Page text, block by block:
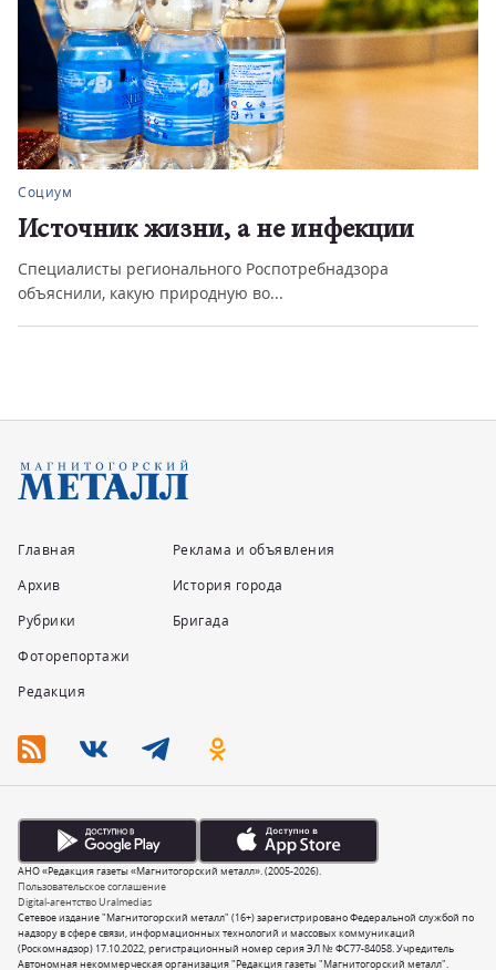
Социум
Источник жизни, а не инфекции
Специалисты регионального Роспотребнадзора
объяснили, какую природную во...
Главная
Архив
Рубрики
Фоторепортажи
Редакция
Реклама и объявления
История города
Бригада
Сетевое издание "Магнитогорский металл" (16+) зарегистрировано Федеральной службой по
надзору в сфере связи, информационных технологий и массовых коммуникаций
(Роскомнадзор) 17.10.2022, регистрационный номер серия ЭЛ № ФС77-84058. Учредитель
Автономная некоммерческая организация "Редакция газеты "Магнитогорский металл".
Пользовательское соглашение
Digital-агентство Uralmedias
АНО «Редакция газеты «Магнитогорский металл». (2005-2026).